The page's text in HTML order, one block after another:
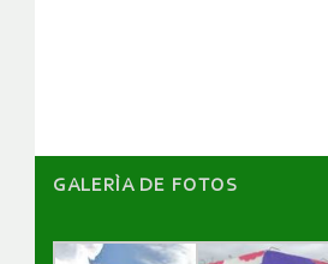
GALERÌA DE FOTOS